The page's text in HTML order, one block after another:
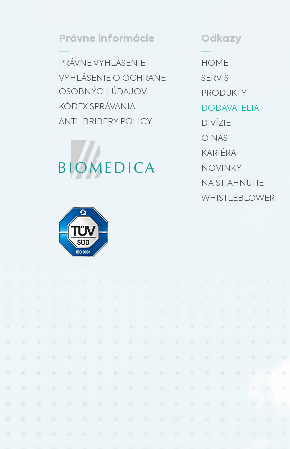
Právne informácie
PRÁVNE VYHLÁSENIE
VYHLÁSENIE O OCHRANE
OSOBNÝCH ÚDAJOV
KÓDEX SPRÁVANIA
ANTI-BRIBERY POLICY
Odkazy
HOME
SERVIS
PRODUKTY
DODÁVATELIA
DIVÍZIE
O NÁS
KARIÉRA
NOVINKY
NA STIAHNUTIE
WHISTLEBLOWER